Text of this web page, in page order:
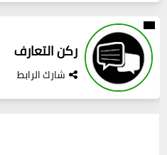
ركن التعارف
شارك الرابط